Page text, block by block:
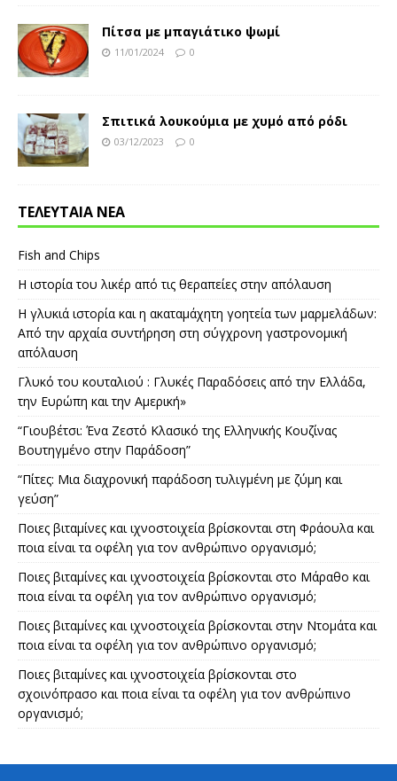
Πίτσα με μπαγιάτικο ψωμί
11/01/2024 0
Σπιτικά λουκούμια με χυμό από ρόδι
03/12/2023 0
ΤΕΛΕΥΤΑΙΑ ΝΕΑ
Fish and Chips
Η ιστορία του λικέρ από τις θεραπείες στην απόλαυση
Η γλυκιά ιστορία και η ακαταμάχητη γοητεία των μαρμελάδων:
Από την αρχαία συντήρηση στη σύγχρονη γαστρονομική
απόλαυση
Γλυκό του κουταλιού : Γλυκές Παραδόσεις από την Ελλάδα,
την Ευρώπη και την Αμερική»
“Γιουβέτσι: Ένα Ζεστό Κλασικό της Ελληνικής Κουζίνας
Βουτηγμένο στην Παράδοση”
“Πίτες: Μια διαχρονική παράδοση τυλιγμένη με ζύμη και
γεύση”
Ποιες βιταμίνες και ιχνοστοιχεία βρίσκονται στη Φράουλα και
ποια είναι τα οφέλη για τον ανθρώπινο οργανισμό;
Ποιες βιταμίνες και ιχνοστοιχεία βρίσκονται στο Μάραθο και
ποια είναι τα οφέλη για τον ανθρώπινο οργανισμό;
Ποιες βιταμίνες και ιχνοστοιχεία βρίσκονται στην Ντομάτα και
ποια είναι τα οφέλη για τον ανθρώπινο οργανισμό;
Ποιες βιταμίνες και ιχνοστοιχεία βρίσκονται στο
σχοινόπρασο και ποια είναι τα οφέλη για τον ανθρώπινο
οργανισμό;